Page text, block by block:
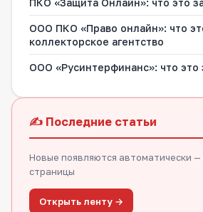
ООО ПКО «Право онлайн»: что
коллекторское агентство
ООО «Русинтерфинанс»: что это
✍️ Последние статьи
Новые появляются автоматически —
страницы
Открыть ленту →